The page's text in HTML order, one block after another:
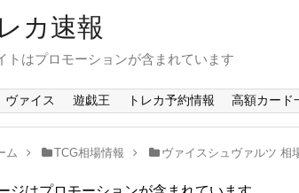
カ速報
トはプロモーションが含まれています
ヴァイス 遊戯王 トレカ予約情報 高額カード
ム TCG相場情報 ヴァイスシュヴァルツ 相